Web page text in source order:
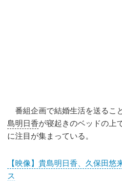
番組企画で結婚生活を送るこ
島明日香が寝起きのベッドの上
に注目が集まっている。
【映像】貴島明日香、久保田悠
ス